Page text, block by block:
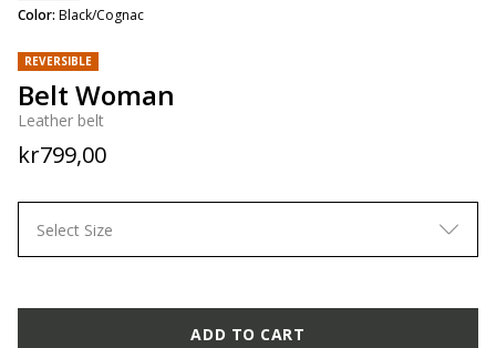
REVERSIBLE
Belt Woman
Leather belt
kr799,00
Color: Black/Cognac
selected
Select Size
ADD TO CART